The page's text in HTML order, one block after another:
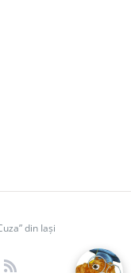
din Iași